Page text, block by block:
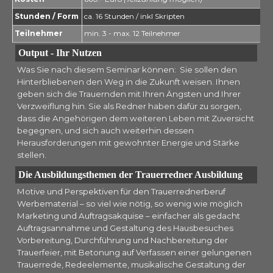
Stunden / Form
ca. 16 Stunden / inkl Skripten
Teilnehmer
min. 3 - max. 12 Teilnehmer
Output - Ihr Nutzen
Was Sie nach diesem Seminar können: Sie sollen den
Hinterbliebenen den Weg in die Zukunft weisen. Ihnen
geben sich die Trauernden mit Ihren Ängsten und Ihrer
Verzweiflung hin. Sie als Redner haben dafür zu sorgen,
dass die Angehörigen dem weiteren Leben mit Zuversicht
begegnen, und sich auch weiterhin dessen
Herausforderungen mit gewohnter Energie und Stärke
stellen.
Die Ausbildungsthemen der Trauerredner Ausbildung
Motive und Perspektiven für den Trauerrednerberuf
Werbematerial – so viel wie nötig, so wenig wie möglich
Marketing und Auftragsakquise – einfacher als gedacht
Auftragsannahme und Gestaltung des Hausbesuches
Vorbereitung, Durchführung und Nachbereitung der
Trauerfeier, mit Betonung auf Verfassen einer gelungenen
Trauerrede, Redeelemente, musikalische Gestaltung der